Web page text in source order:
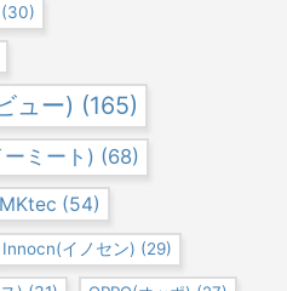
(30)
ュー) (165)
ーミート) (68)
(54)
Innocn(イノセン) (29)